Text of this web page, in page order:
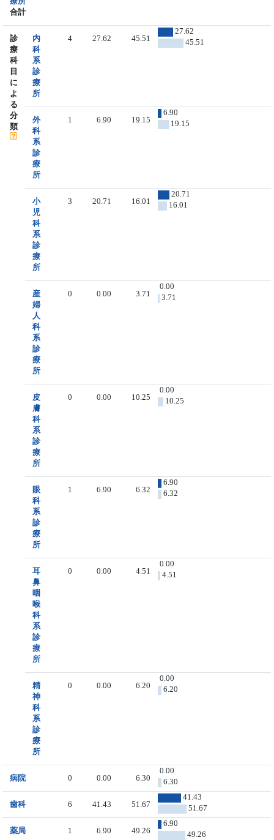
合計
診
療
科
目
に
よ
る
分
類
内
科
系
診
療
所
4 27.62 45.51
27.62
45.51
外
科
系
診
療
所
1 6.90 19.15
6.90
19.15
小
児
科
系
診
療
所
3 20.71 16.01
20.71
16.01
産
婦
人
科
系
診
療
所
0 0.00 3.71
0.00
3.71
皮
膚
科
系
診
療
所
0 0.00 10.25
0.00
10.25
眼
科
系
診
療
所
1 6.90 6.32
6.90
6.32
耳
鼻
咽
喉
科
系
診
療
所
0 0.00 4.51
0.00
4.51
精
神
科
系
診
療
所
0 0.00 6.20
0.00
6.20
病院 0 0.00 6.30
0.00
6.30
歯科 6 41.43 51.67
41.43
51.67
薬局 1 6.90 49.26
6.90
49.26